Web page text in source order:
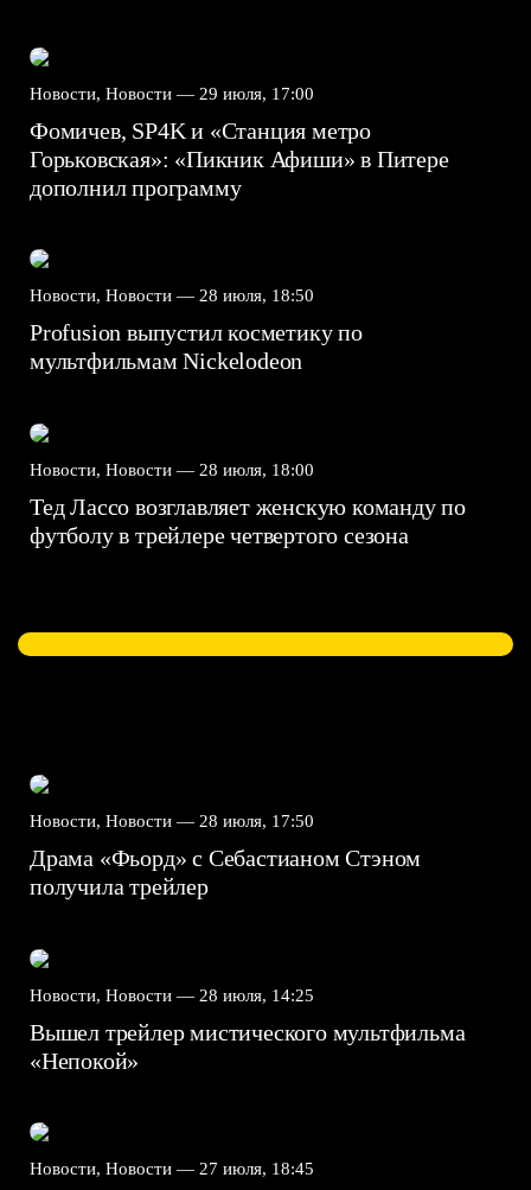
Новости, Новости — 29 июля, 17:00
Фомичев, SP4K и «Станция метро
Горьковская»: «Пикник Афиши» в Питере
дополнил программу
Новости, Новости — 28 июля, 18:50
Profusion выпустил косметику по
мультфильмам Nickelodeon
Новости, Новости — 28 июля, 18:00
Тед Лассо возглавляет женскую команду по
футболу в трейлере четвертого сезона
Новости, Новости — 28 июля, 17:50
Драма «Фьорд» с Себастианом Стэном
получила трейлер
Новости, Новости — 28 июля, 14:25
Вышел трейлер мистического мультфильма
«Непокой»
Новости, Новости — 27 июля, 18:45